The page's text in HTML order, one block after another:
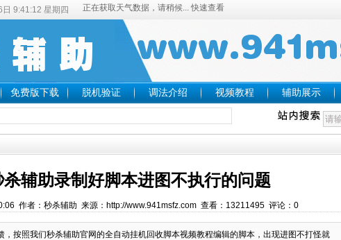
9:41:12 星期四
免费版下载 脱机验证 调法介绍 视频教程 辅助展示
杀辅助录制好脚本进图不执行的问题
作者：秒杀辅助 来源：http://www.941msfz.com 查看：13211495 评论：0
，按照我们秒杀辅助官网的全自动挂机回收脚本视频教程编辑的脚本，出现进图不打怪就